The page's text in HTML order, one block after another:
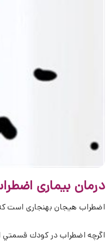
درمان بیماری
اضطراب هیجان بهنجاری است كه
اگرچه اضطراب در كودك قسمتي